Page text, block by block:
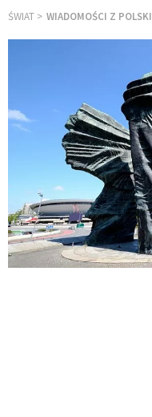
ŚWIAT WIADOMOŚCI Z POLSKI